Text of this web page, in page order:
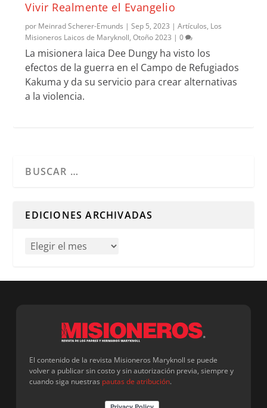
Vivir Realmente el Evangelio
por Meinrad Scherer-Emunds |Sep 5, 2023 |Artículos, Los
Misioneros Laicos de Maryknoll,Otoño 2023 |0
La misionera laica Dee Dungy ha visto los
efectos de la guerra en el Campo de Refugiados
Kakuma y da su servicio para crear alternativas
a la violencia.
EDICIONES ARCHIVADAS
El contenido de la revista Misioneros Maryknoll se puede
volver a publicar sin costo y sin autorización previa, siempre y
cuando siga nuestras pautas de atribución.